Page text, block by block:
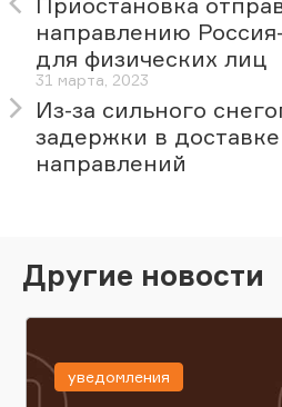
направлению
для физических лиц
31 марта, 2023
Из-за сильного
задержки в
направлений
Другие новости
уведомления